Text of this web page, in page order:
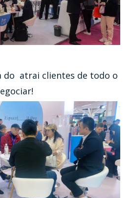
do atrai clientes de todo o